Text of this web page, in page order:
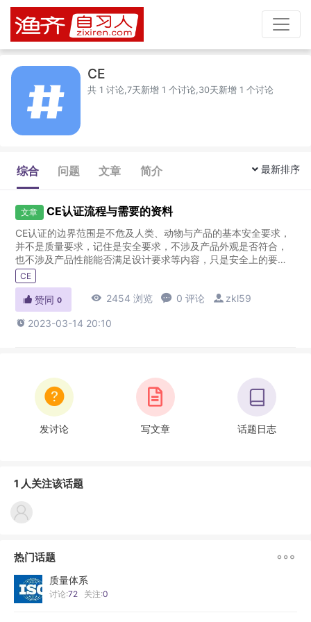
CE
共 1 讨论,7天新增 1 个讨论,30天新增 1 个讨论
综合 问题 文章 简介 最新排序
文章 CE认证流程与需要的资料
CE认证的边界范围是不危及人类、动物与产品的基本安全要求，
并不是质量要求，记住是安全要求，不涉及产品外观是否符合，
也不涉及产品性能能否满足设计要求等内容，只是安全上的要
求。根据边界范围，可以知道CE标志只是安全合格的标志，而不
是质量合格标志...
CE
 赞同 0  2454 浏览  0 评论  zkl59
 2023-03-14 20:10
发讨论 写文章 话题日志
1 人关注该话题
热门话题 
质量体系
讨论:72 关注:0